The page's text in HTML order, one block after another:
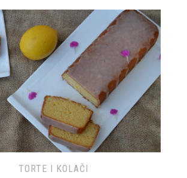
TORTE I KOLAČI